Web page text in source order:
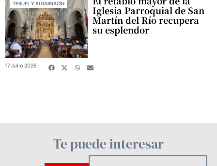
TERUEL Y ALBARRACÍN
Iglesia Parroquial de San
Martín del Río recupera
su esplendor
17 Julio 2026
Te puede interesar